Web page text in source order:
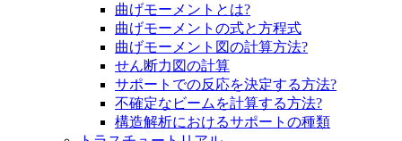
曲げモーメントとは?
曲げモーメントの式と方程式
曲げモーメント図の計算方法?
せん断力図の計算
サポートでの反応を決定する方法?
不確定なビームを計算する方法?
構造解析におけるサポートの種類